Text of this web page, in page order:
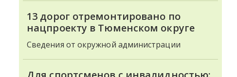
13 дорог отремонтировано по
нацпроекту в Тюменском округе
Сведения от окружной администрации